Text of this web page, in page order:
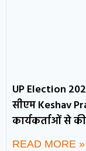
UP Election
सीएम Keshav
कार्यकर्ताओं से
READ MORE »